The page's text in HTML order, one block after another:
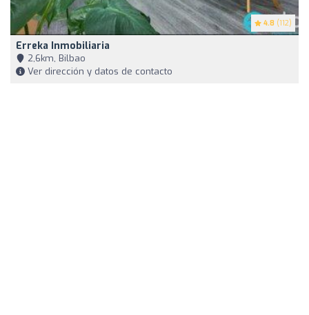
4.8 (112)
Erreka Inmobiliaria
2,6km, Bilbao
Ver dirección y datos de contacto